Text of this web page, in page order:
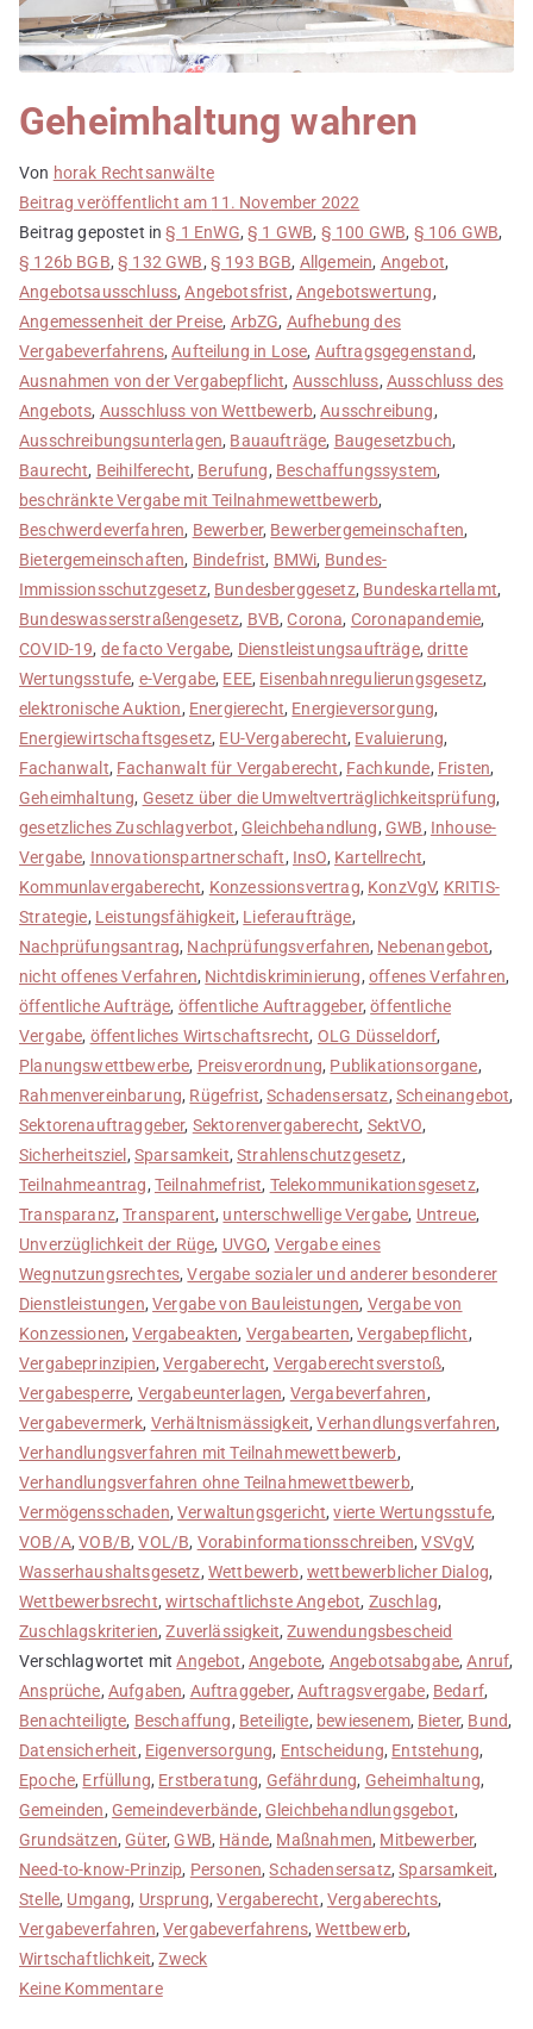
Geheimhaltung wahren
Von horak Rechtsanwälte
Beitrag veröffentlicht am 11. November 2022
Beitrag gepostet in§ 1 EnWG,§ 1 GWB, § 100 GWB, § 106 GWB,
§ 126b BGB,§ 132 GWB, § 193 BGB, Allgemein, Angebot,
Angebotsausschluss,Angebotsfrist, Angebotswertung,
Angemessenheit der Preise, ArbZG, Aufhebung des
Vergabeverfahrens,Aufteilung in Lose, Auftragsgegenstand,
Ausnahmen von der Vergabepflicht, Ausschluss, Ausschluss des
Angebots, Ausschluss von Wettbewerb,Ausschreibung,
Ausschreibungsunterlagen, Bauaufträge, Baugesetzbuch,
Baurecht, Beihilferecht, Berufung, Beschaffungssystem,
beschränkte Vergabe mit Teilnahmewettbewerb,
Beschwerdeverfahren, Bewerber, Bewerbergemeinschaften,
Bietergemeinschaften, Bindefrist, BMWi, Bundes-
Immissionsschutzgesetz, Bundesberggesetz, Bundeskartellamt,
Bundeswasserstraßengesetz, BVB,Corona, Coronapandemie,
COVID-19, de facto Vergabe, Dienstleistungsaufträge,dritte
Wertungsstufe, e-Vergabe, EEE, Eisenbahnregulierungsgesetz,
elektronische Auktion, Energierecht, Energieversorgung,
Energiewirtschaftsgesetz, EU-Vergaberecht, Evaluierung,
Fachanwalt, Fachanwalt für Vergaberecht, Fachkunde, Fristen,
Geheimhaltung, Gesetz über die Umweltverträglichkeitsprüfung,
gesetzliches Zuschlagverbot, Gleichbehandlung, GWB, Inhouse-
Vergabe, Innovationspartnerschaft, InsO, Kartellrecht,
Kommunlavergaberecht, Konzessionsvertrag, KonzVgV, KRITIS-
Strategie, Leistungsfähigkeit, Lieferaufträge,
Nachprüfungsantrag, Nachprüfungsverfahren, Nebenangebot,
nicht offenes Verfahren, Nichtdiskriminierung,offenes Verfahren,
öffentliche Aufträge, öffentliche Auftraggeber,öffentliche
Vergabe, öffentliches Wirtschaftsrecht, OLG Düsseldorf,
Planungswettbewerbe, Preisverordnung, Publikationsorgane,
Rahmenvereinbarung, Rügefrist,Schadensersatz,Scheinangebot,
Sektorenauftraggeber, Sektorenvergaberecht, SektVO,
Sicherheitsziel , Sparsamkeit,Strahlenschutzgesetz,
Teilnahmeantrag, Teilnahmefrist, Telekommunikationsgesetz,
Transparanz,Transparent, unterschwellige Vergabe, Untreue,
Unverzüglichkeit der Rüge, UVGO, Vergabe eines
Wegnutzungsrechtes,Vergabe sozialer und anderer besonderer
Dienstleistungen,Vergabe von Bauleistungen, Vergabe von
Konzessionen,Vergabeakten, Vergabearten,Vergabepflicht,
Vergabeprinzipien,Vergaberecht, Vergaberechtsverstoß,
Vergabesperre, Vergabeunterlagen, Vergabeverfahren,
Vergabevermerk, Verhältnismässigkeit,Verhandlungsverfahren,
Verhandlungsverfahren mit Teilnahmewettbewerb,
Verhandlungsverfahren ohne Teilnahmewettbewerb,
Vermögensschaden,Verwaltungsgericht,vierte Wertungsstufe,
VOB/A,VOB/B,VOL/B, Vorabinformationsschreiben,VSVgV,
Wasserhaushaltsgesetz, Wettbewerb, wettbewerblicher Dialog,
Wettbewerbsrecht,wirtschaftlichste Angebot, Zuschlag,
Zuschlagskriterien,Zuverlässigkeit,Zuwendungsbescheid
Verschlagwortet mitAngebot, Angebote, Angebotsabgabe,Anruf,
Ansprüche, Aufgaben, Auftraggeber, Auftragsvergabe, Bedarf,
Benachteiligte, Beschaffung, Beteiligte, bewiesenem, Bieter, Bund,
Datensicherheit, Eigenversorgung, Entscheidung, Entstehung,
Epoche, Erfüllung, Erstberatung, Gefährdung, Geheimhaltung,
Gemeinden, Gemeindeverbände, Gleichbehandlungsgebot,
Grundsätzen, Güter, GWB, Hände, Maßnahmen, Mitbewerber,
Need-to-know-Prinzip, Personen,Schadensersatz,Sparsamkeit,
Stelle, Umgang, Ursprung,Vergaberecht, Vergaberechts,
Vergabeverfahren,Vergabeverfahrens,Wettbewerb,
Wirtschaftlichkeit,Zweck
Keine Kommentarezu